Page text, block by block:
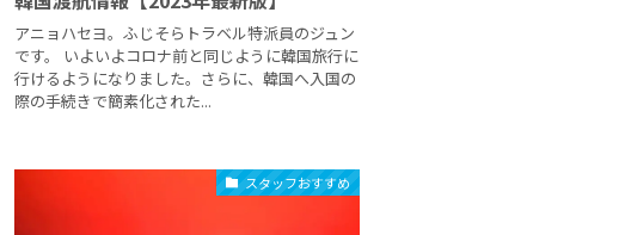
アニョハセヨ。ふじそらトラベル特派員のジュン
です。 いよいよコロナ前と同じように韓国旅行に
行けるようになりました。さらに、韓国へ入国の
際の手続きで簡素化された...
スタッフおすすめ